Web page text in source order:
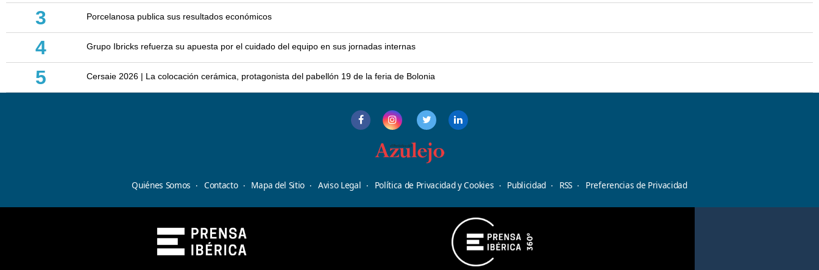
3 Porcelanosa publica sus resultados económicos
4 Grupo Ibricks refuerza su apuesta por el cuidado del equipo en sus jornadas internas
5 Cersaie 2026 | La colocación cerámica, protagonista del pabellón 19 de la feria de Bolonia
Quiénes Somos Contacto Mapa del Sitio Aviso Legal Política de Privacidad y Cookies Publicidad RSS Preferencias de Privacidad